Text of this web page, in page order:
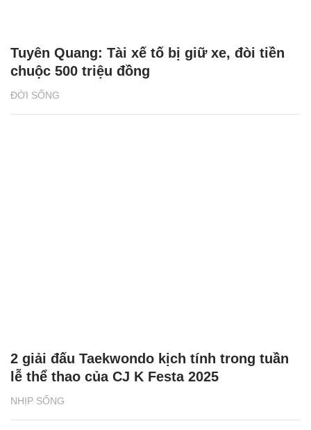
ĐỜI SỐNG
Tuyên Quang: Tài xế tố bị giữ xe, đòi tiền
chuộc 500 triệu đồng
NHỊP SỐNG
2 giải đấu Taekwondo kịch tính trong tuần
lễ thể thao của CJ K Festa 2025